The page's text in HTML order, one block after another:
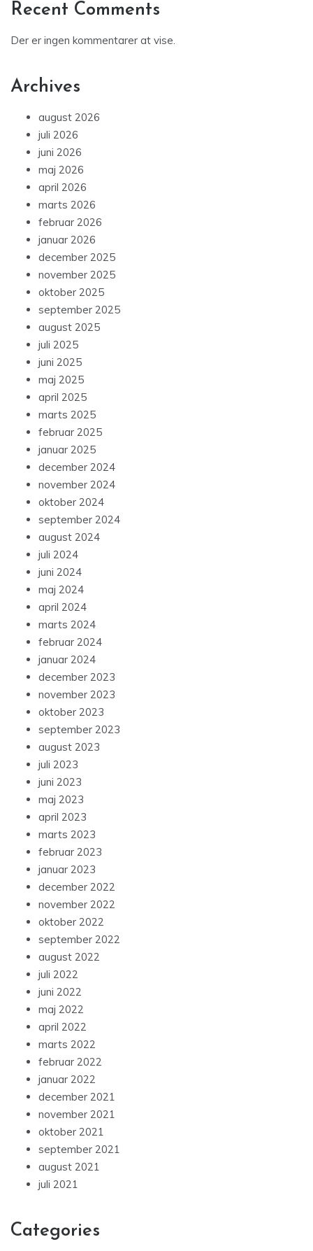
Recent Comments
Der er ingen kommentarer at vise.
Archives
august 2026
juli 2026
juni 2026
maj 2026
april 2026
marts 2026
februar 2026
januar 2026
december 2025
november 2025
oktober 2025
september 2025
august 2025
juli 2025
juni 2025
maj 2025
april 2025
marts 2025
februar 2025
januar 2025
december 2024
november 2024
oktober 2024
september 2024
august 2024
juli 2024
juni 2024
maj 2024
april 2024
marts 2024
februar 2024
januar 2024
december 2023
november 2023
oktober 2023
september 2023
august 2023
juli 2023
juni 2023
maj 2023
april 2023
marts 2023
februar 2023
januar 2023
december 2022
november 2022
oktober 2022
september 2022
august 2022
juli 2022
juni 2022
maj 2022
april 2022
marts 2022
februar 2022
januar 2022
december 2021
november 2021
oktober 2021
september 2021
august 2021
juli 2021
Categories